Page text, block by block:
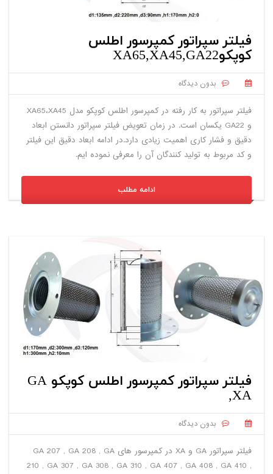
فیلتر سپراتور کمپرسور اطلس
کوپکوXA65,XA45,GA22
بدون دیدگاه
فیلتر سپراتور به کار رفته در کمپرسور اطلس کوپکو مدل XA65،XA45
و GA22 یکسان است. در زمان تعویض فیلتر سپراتور دانستن ابعاد
دقیق و فشار کاری اهمیت زیادی دارد.در ادامه ابعاد دقیق این فیلتر
و کد مربوط به تولید کنندگان آن را معرفی نموده ایم.
ادامه مطلب
فیلتر سپراتور کمپرسور اطلس کوپکو GA
,XA
بدون دیدگاه
فیلتر سپراتور GA و XA در کمپرسور های GA 207 , GA 208 , GA
210 , GA 307 , GA 308 , GA 310 , GA 407 , GA 408 , GA 410 ,